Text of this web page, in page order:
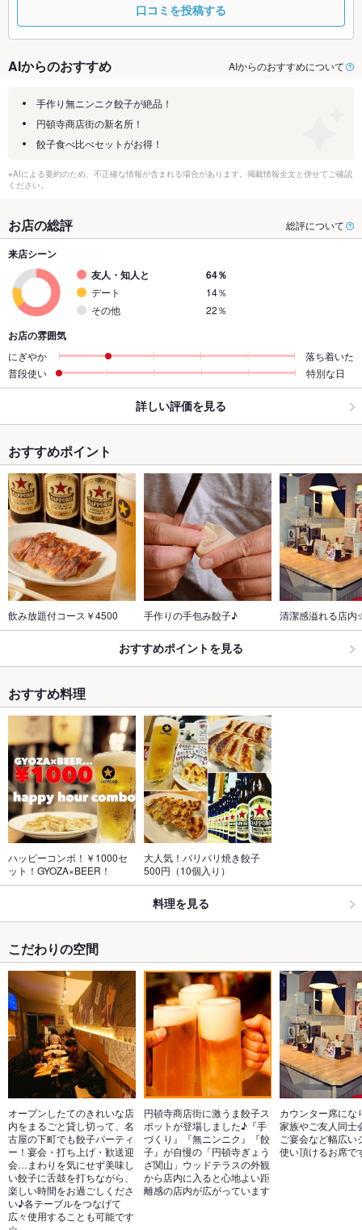
口コミを投稿する
AIからのおすすめ AIからのおすすめについて
手作り無ニンニク餃子が絶品！
円頓寺商店街の新名所！
餃子食べ比べセットがお得！
※AIによる要約のため、不正確な情報が含まれる場合があります。掲載情報全文と併せてご確認
ください。
お店の総評 総評について
来店シーン
友人・知人と
64％
デート
14％
その他
22％
お店の雰囲気
にぎやか
落ち着いた
普段使い
特別な日
詳しい評価を見る
おすすめポイント
飲み放題付コース￥4500 手作りの手包み餃子♪ 清潔感溢れる店
おすすめポイントを見る
おすすめ料理
ハッピーコンボ！￥1000セ
ット！GYOZA×BEER！
大人気！パリパリ焼き餃子
500円（10個入り）
料理を見る
こだわりの空間
オープンしたてのきれいな店
内をまるごと貸し切って、名
古屋の下町でも餃子パーティ
ー！宴会・打ち上げ・歓送迎
会…まわりを気にせず美味し
い餃子に舌鼓を打ちながら、
楽しい時間をお過ごしくださ
い♪各テーブルをつなげて
広々使用することも可能です
円頓寺商店街に激うま餃子ス
ポットが登場しました♪『手
づくり』『無ニンニク』『餃
子』が自慢の「円頓寺ぎょう
ざ関山」ウッドテラスの外観
から店内に入ると心地よい距
離感の店内が広がっています
カウンター席にな
家族やご友人同士
ご宴会など幅広い
使い頂けるお席で